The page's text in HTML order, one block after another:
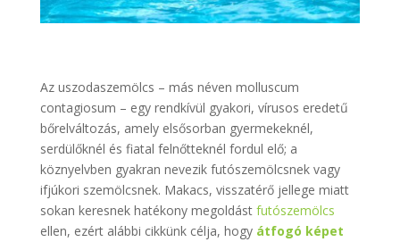
Az uszodaszemölcs – más néven molluscum
contagiosum – egy rendkívül gyakori, vírusos eredetű
bőrelváltozás, amely elsősorban gyermekeknél,
serdülőknél és fiatal felnőtteknél fordul elő; a
köznyelvben gyakran nevezik futószemölcsnek vagy
ifjúkori szemölcsnek. Makacs, visszatérő jellege miatt
sokan keresnek hatékony megoldást futószemölcs
ellen, ezért alábbi cikkünk célja, hogy átfogó képet